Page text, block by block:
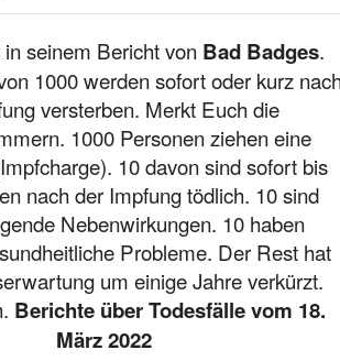
seinem Bericht von Bad Badges.
1000 werden sofort oder kurz
versterben. Merkt Euch die
1000 Personen ziehen eine
10 davon sind sofort bis
nach der Impfung tödlich. 10 sind
Nebenwirkungen. 10 haben
Probleme. Der Rest hat
um einige Jahre verkürzt.
Berichte über Todesfälle vom 18.
März 2022